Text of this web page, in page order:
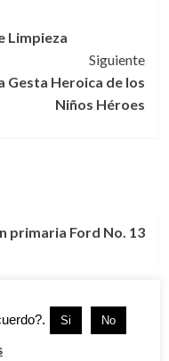
Limpieza
Siguiente
Gesta Heroica de los
Niños Héroes
primaria Ford No. 13
de más de dos
Si No